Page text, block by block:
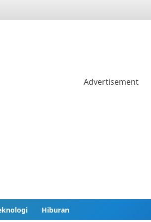
Hiburan